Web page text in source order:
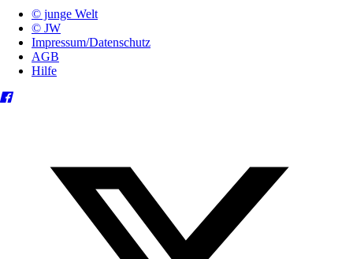
© junge Welt
© JW
Impressum/Datenschutz
AGB
Hilfe